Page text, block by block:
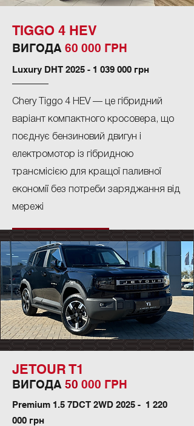
TIGGO 4 HEV
ВИГОДА 60 000 ГРН
Luxury DHT 2025 - 1 039 000 грн
Chery Tiggo 4 HEV — це гібридний
варіант компактного кросовера, що
поєднує бензиновий двигун і
електромотор із гібридною
трансмісією для кращої паливної
економії без потреби заряджання від
мережі
ПРАЙС-ЛИСТ
JETOUR T1
ВИГОДА 50 000 ГРН
Premium 1.5 7DCT 2WD 2025 - 1 220
000 грн